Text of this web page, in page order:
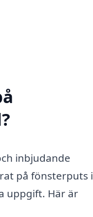
inbjudande
på fönsterputs i
uppgift. Här är